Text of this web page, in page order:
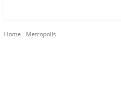
Home Metropolis